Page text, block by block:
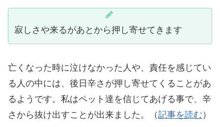
寂しさや来るがあとから押し寄せてきます
亡くなった時に泣けなかった人や、責任を感じてい
る人の中には、後日辛さが押し寄せてくることがあ
るようです。私はペット達を信じてあげる事で、辛
さから抜け出すことが出来ました。（記事を読む ）